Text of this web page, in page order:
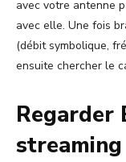
avec votre antenne
avec elle. Une fois
(débit symbolique,
ensuite chercher le
Regarder
streaming